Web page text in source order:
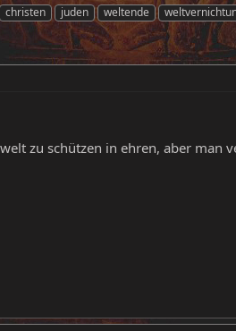
christen juden weltende
zu schützen in ehren, aber man